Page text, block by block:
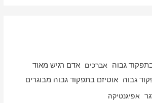
אברכים אדם רגיש מאוד
גבוה אוטיזם בתפקוד גבוה מבוגרים
אפיגנטיקה